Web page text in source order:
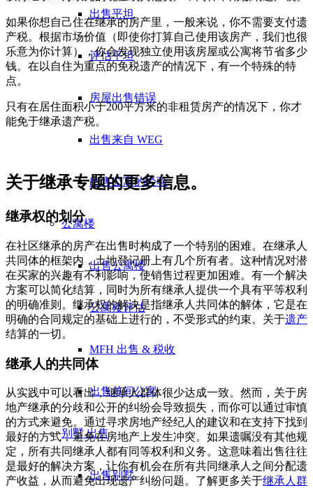
出售平坦
评估平坦
房屋出售错误
出售来自 WEG
出售公寓的经验
公寓楼
出售公寓楼
公寓楼评估
MFH 出售 & 税收
出售单间公寓
别墅出售
出售别墅
如果你想自己住在继承的房产里，一般来说，你不需要支付遗
产税。根据市场价值（即使你打算自己使用该房产，我们也很
乐意为你计算），你会发现独立使用该房屋或公寓将节省多少
钱。在以自住为重点的免税遗产的情况下，有一个特殊的特
点。
只有在居住面积小于200平方米的非租赁房产的情况下，你才
能免于继承遗产税。
关于继承专题的更多信息。
继承权的划分
在社区继承的房产在出售时构成了一个特别的困难。在继承人
共同体的框架内，土地登记册上有几个所有者。这种情况对潜
在买家的兴趣有不利影响，使销售过程更加困难。有一个解决
方案可以简化结算，同时为所有继承人提供一个具有平等权利
的明确准则。继承权的解决是指继承人共同体的解体，它是在
明确的合同规定的基础上进行的，不受形式的约束。关于遗产
结算的一切。
继承人的共同体
从实践中可以看出，继承人群体很少达成一致。然而，关于房
地产继承的分歧和公开的纠纷会导致损失，而你可以通过审慎
的方式来避免。通过寻求房地产经纪人的建议和在支持下找到
最好的方式，避免在房地产上发生冲突。如果遗嘱没有其他规
定，所有共同继承人都有同等权利和义务。这意味着出售往往
是最好的解决方案，让你有机会在所有共同继承人之间分配遗
产收益，从而避免出现遗产纠纷问题。了解更多关于继承人群